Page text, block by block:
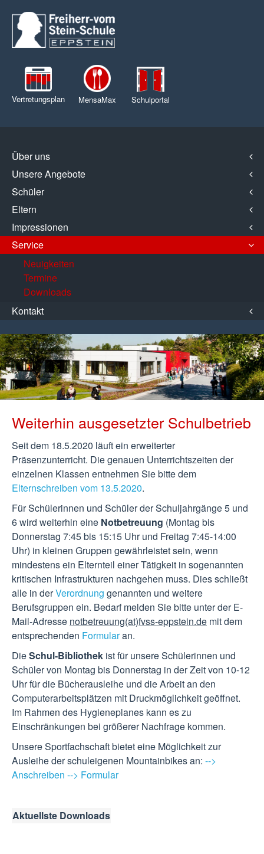
Vertretungsplan MensaMax Schulportal
Über uns
Unsere Angebote
Schüler
Eltern
Impressionen
Service
Neuigkeiten
Termine
Downloads
Kontakt
Weiterhin ausgesetzter Schulbetrieb
Seit dem 18.5.2020 läuft ein erweiterter
Präsenzunterricht. Die genauen Unterrichtszeiten der
einzelnen Klassen entnehmen Sie bitte dem
Elternschreiben vom 13.5.2020.
Für Schülerinnen und Schüler der Schuljahrgänge 5 und
6 wird weiterhin eine Notbetreuung (Montag bis
Donnerstag 7:45 bis 15:15 Uhr und Freitag 7:45-14:00
Uhr) in kleinen Gruppen gewährleistet sein, wenn
mindestens ein Elternteil einer Tätigkeit in sogenannten
kritischen Infrastrukturen nachgehen muss. Dies schließt
alle in derVerordnung genannten und weitere
Berufsgruppen ein. Bedarf melden Sie bitte unter der E-
Mail-Adresse notbetreuung(at)fvss-eppstein.de mit dem
entsprechenden Formularan.
DieSchul-Bibliothek ist für unsere Schülerinnen und
Schüler von Montag bis Donnerstag in der Zeit von 10-12
Uhr für die Bücherausleihe und die Arbeit an den
Computerarbeitsplätzen mit Druckmöglichkeit geöffnet.
Im Rahmen des Hygieneplanes kann es zu
Einschränkungen bei größerer Nachfrage kommen.
Unsere Sportfachschaft bietet eine Möglichkeit zur
Ausleihe der schuleigenen Mountainbikes an: -->
Anschreiben --> Formular
Aktuellste Downloads